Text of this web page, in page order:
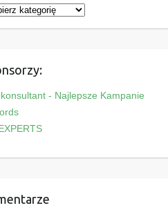
- Najlepsze Kampanie